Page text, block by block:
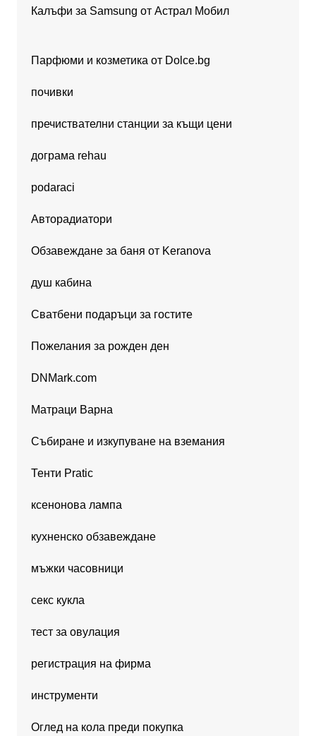
Калъфи за Samsung от Астрал Мобил
Парфюми и козметика от Dolce.bg
почивки
пречиствателни станции за къщи цени
дограма rehau
podaraci
Авторадиатори
Обзавеждане за баня от Keranova
душ кабина
Сватбени подаръци за гостите
Пожелания за рожден ден
DNMark.com
Матраци Варна
Събиране и изкупуване на вземания
Тенти Pratic
ксенонова лампа
кухненско обзавеждане
мъжки часовници
секс кукла
тест за овулация
регистрация на фирма
инструменти
Оглед на кола преди покупка